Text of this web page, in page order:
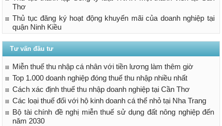
Thơ
Thủ tục đăng ký hoạt động khuyến mãi của doanh nghiệp tại
quận Ninh Kiều
Tư vấn đầu tư
Miễn thuế thu nhập cá nhân với tiền lương làm thêm giờ
Top 1.000 doanh nghiệp đóng thuế thu nhập nhiều nhất
Cách xác định thuế thu nhập doanh nghiệp tại Cần Thơ
Các loại thuế đối với hộ kinh doanh cá thể nhỏ tại Nha Trang
Bộ tài chính đề nghị miễn thuế sử dụng đất nông nghiệp đến
năm 2030